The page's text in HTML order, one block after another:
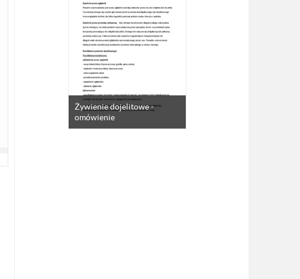
Żywienie dojelitowe -
omówienie